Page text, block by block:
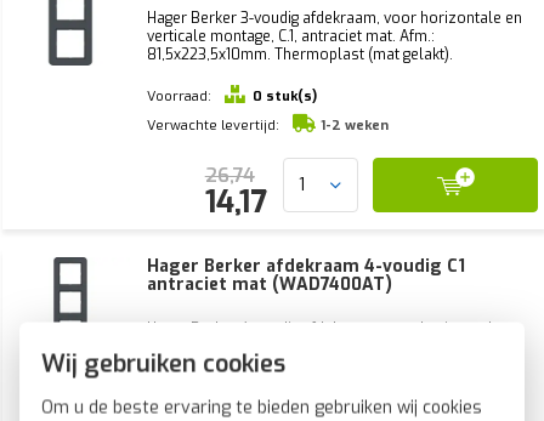
Wij gebruiken cookies
Om u de beste ervaring te bieden gebruiken wij cookies
Hager Berker 3-voudig afdekraam, voor horizontale en
verticale montage, C.1, antraciet mat. Afm.:
81,5x223,5x10mm. Thermoplast (mat gelakt).
Voorraad:
0 stuk(s)
Verwachte levertijd:
1-2 weken
26,74
14,17
Hager Berker afdekraam 4-voudig C1
antraciet mat (WAD7400AT)
Hager Berker 4-voudig afdekraam, voor horizontale en
81,5x294x10mm. Thermoplast (mat gelakt).
Voorraad:
0 stuk(s)